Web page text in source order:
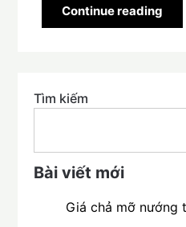
Continue reading
Tìm kiếm
Bài viết mới
Giá chả mỡ nướng